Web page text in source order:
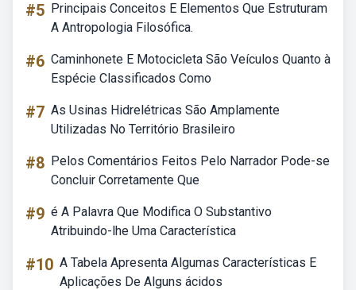
#5 Principais Conceitos E Elementos Que Estruturam
A Antropologia Filosófica.
#6 Caminhonete E Motocicleta São Veículos Quanto à
Espécie Classificados Como
#7 As Usinas Hidrelétricas São Amplamente
Utilizadas No Território Brasileiro
#8 Pelos Comentários Feitos Pelo Narrador Pode-se
Concluir Corretamente Que
#9 é A Palavra Que Modifica O Substantivo
Atribuindo-lhe Uma Característica
#10 A Tabela Apresenta Algumas Características E
Aplicações De Alguns ácidos